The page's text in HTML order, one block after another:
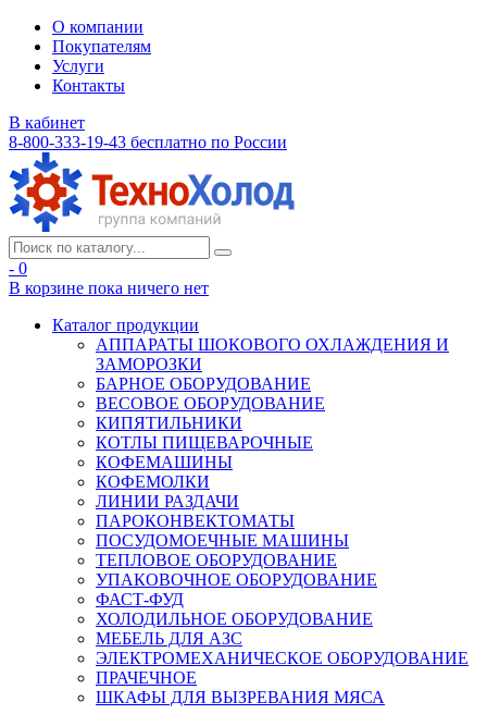
О компании
Покупателям
Услуги
Контакты
В кабинет
8-800-333-19-43 бесплатно по России
- 0
В корзине пока ничего нет
Каталог продукции
АППАРАТЫ ШОКОВОГО ОХЛАЖДЕНИЯ И
ЗАМОРОЗКИ
БАРНОЕ ОБОРУДОВАНИЕ
ВЕСОВОЕ ОБОРУДОВАНИЕ
КИПЯТИЛЬНИКИ
КОТЛЫ ПИЩЕВАРОЧНЫЕ
КОФЕМАШИНЫ
КОФЕМОЛКИ
ЛИНИИ РАЗДАЧИ
ПАРОКОНВЕКТОМАТЫ
ПОСУДОМОЕЧНЫЕ МАШИНЫ
ТЕПЛОВОЕ ОБОРУДОВАНИЕ
УПАКОВОЧНОЕ ОБОРУДОВАНИЕ
ФАСТ-ФУД
ХОЛОДИЛЬНОЕ ОБОРУДОВАНИЕ
МЕБЕЛЬ ДЛЯ АЗС
ЭЛЕКТРОМЕХАНИЧЕСКОЕ ОБОРУДОВАНИЕ
ПРАЧЕЧНОЕ
ШКАФЫ ДЛЯ ВЫЗРЕВАНИЯ МЯСА